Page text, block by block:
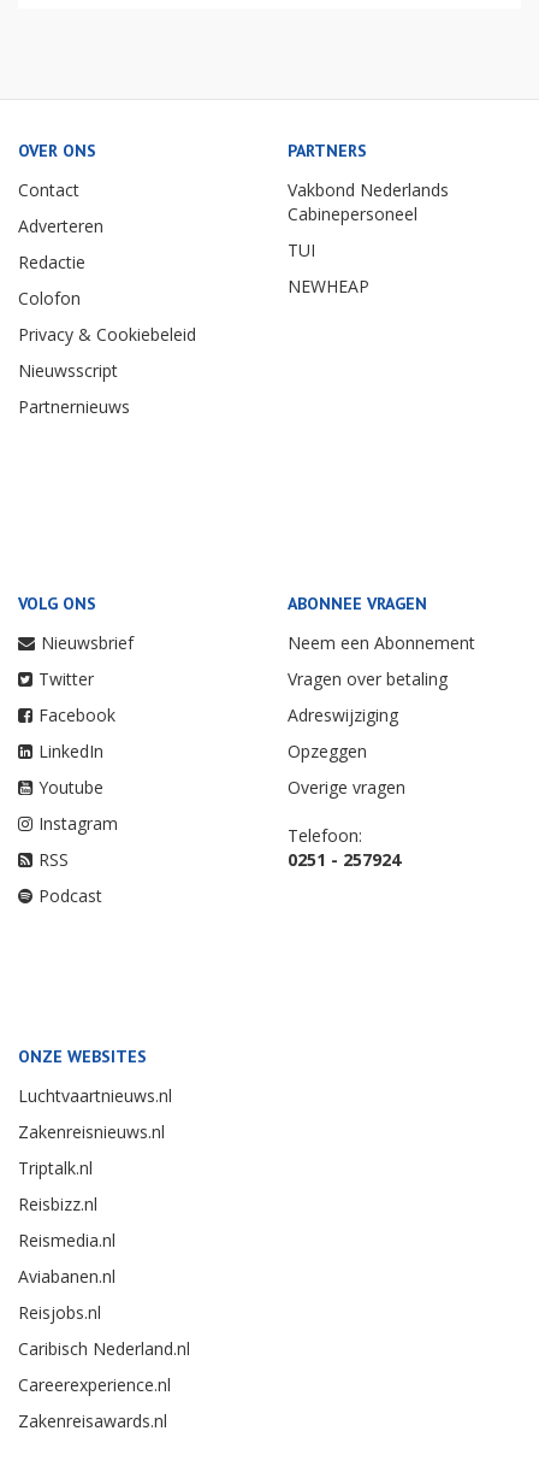
OVER ONS
Contact
Adverteren
Redactie
Colofon
Privacy & Cookiebeleid
Nieuwsscript
Partnernieuws
PARTNERS
Vakbond Nederlands
Cabinepersoneel
TUI
NEWHEAP
VOLG ONS
Nieuwsbrief
Twitter
Facebook
LinkedIn
Youtube
Instagram
RSS
Podcast
ABONNEE VRAGEN
Neem een Abonnement
Vragen over betaling
Adreswijziging
Opzeggen
Overige vragen
Telefoon:
0251 - 257924
ONZE WEBSITES
Luchtvaartnieuws.nl
Zakenreisnieuws.nl
Triptalk.nl
Reisbizz.nl
Reismedia.nl
Aviabanen.nl
Reisjobs.nl
Caribisch Nederland.nl
Careerexperience.nl
Zakenreisawards.nl